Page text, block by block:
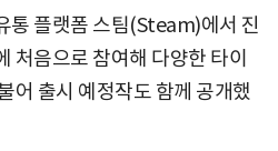
통 플랫폼 스팀(Steam)에서 진
처음으로 참여해 다양한 타이
어 출시 예정작도 함께 공개했